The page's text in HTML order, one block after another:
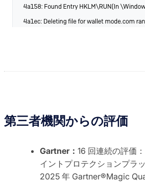
第三者機関からの評価
Gartner： 16 回連続の評価
イントプロテクションプラ
2025 年 Gartner®Magic